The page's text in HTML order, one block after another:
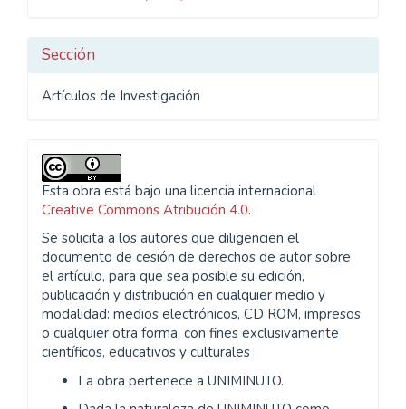
Sección
Artículos de Investigación
Esta obra está bajo una licencia internacional
Creative Commons Atribución 4.0.
Se solicita a los autores que diligencien el
documento de cesión de derechos de autor sobre
el artículo, para que sea posible su edición,
publicación y distribución en cualquier medio y
modalidad: medios electrónicos, CD ROM, impresos
o cualquier otra forma, con fines exclusivamente
científicos, educativos y culturales
La obra pertenece a UNIMINUTO.